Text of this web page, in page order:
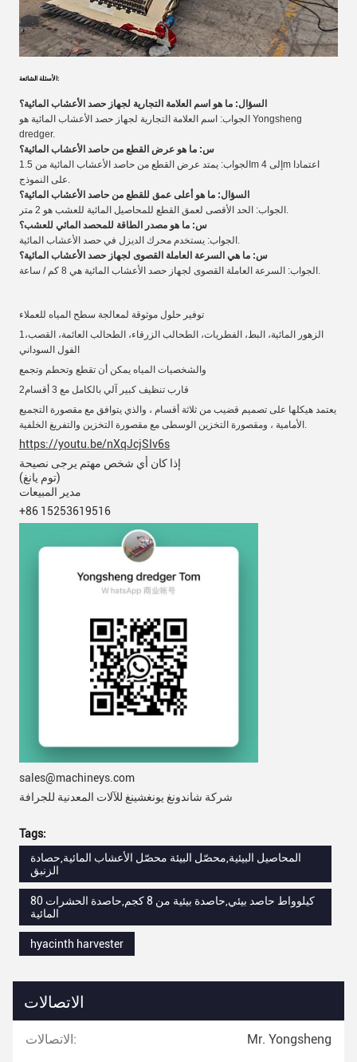
الأسئلة الشائعة:
السؤال: ما هو اسم العلامة التجارية لجهاز حصد الأعشاب المائية؟
الجواب: اسم العلامة التجارية لجهاز حصد الأعشاب المائية هو Yongsheng
dredger.
س: ما هو عرض القطع من حاصد الأعشاب المائية؟
الجواب: يمتد عرض القطع من حاصد الأعشاب المائية من 1.5m إلى 4m اعتمادا
على النموذج.
السؤال: ما هو أعلى عمق للقطع من حاصد الأعشاب المائية؟
الجواب: الحد الأقصى لعمق القطع للمحاصيل المائية للعشب هو 2 متر.
س: ما هو مصدر الطاقة للمحصد المائي للعشب؟
الجواب: يستخدم محرك الديزل في حصد الأعشاب المائية.
س: ما هي السرعة العاملة القصوى لجهاز حصد الأعشاب المائية؟
الجواب: السرعة العاملة القصوى لجهاز حصد الأعشاب المائية هي 8 كم / ساعة.
توفير حلول موثوقة لمعالجة سطح المياه للعملاء
1الزهور المائية، البط، الفطريات، الطحالب الزرقاء، الطحالب العائمة، القصب،
الفول السوداني
والشخصيات المياه يمكن أن تقطع وتحطم وتجمع
2قارب تنظيف كبير آلي بالكامل مع 3 أقسام
يعتمد هيكلها على تصميم قضيب من ثلاثة أقسام ، والذي يتوافق مع مقصورة التجميع
الأمامية ، ومقصورة التخزين الوسطى مع مقصورة التخزين والتفريغ الخلفية.
https://youtu.be/nXqJcjSIv6s
إذا كان أي شخص مهتم يرجى نصيحة
(توم يانغ)
مدير المبيعات
+86 15253619516
sales@machineys.com
شركة شاندونغ يونغشينغ للآلات المعدنية للجرافة
Tags:
المحاصيل البيئية,محصّل البيئة محصّل الأعشاب المائية,حصادة
الزنبق
80 كيلوواط حاصد بيئي,حاصدة بيئية من 8 كجم,حاصدة الحشرات
المائية
hyacinth harvester
الاتصالات
الاتصالات: Mr. Yongsheng